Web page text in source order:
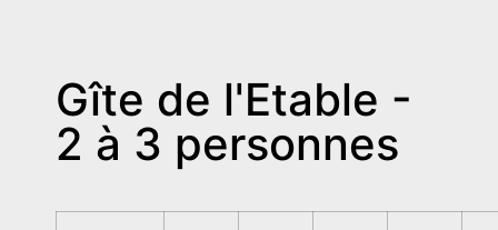
Gîte de l'Etable -
2 à 3 personnes